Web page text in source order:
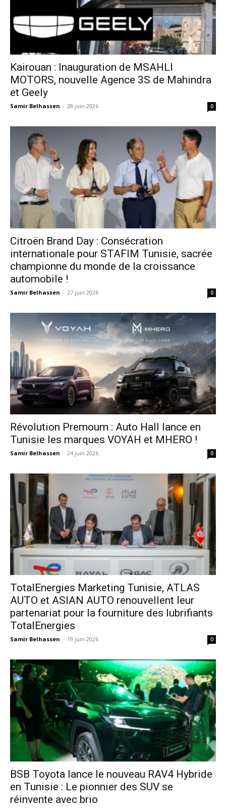
Kairouan : Inauguration de MSAHLI
MOTORS, nouvelle Agence 3S de Mahindra
et Geely
Samir Belhassen - 28 juin 2026 0
Citroën Brand Day : Consécration
internationale pour STAFIM Tunisie, sacrée
championne du monde de la croissance
automobile !
Samir Belhassen - 27 juin 2026 0
Révolution Premoum : Auto Hall lance en
Tunisie les marques VOYAH et MHERO !
Samir Belhassen - 24 juin 2026 0
TotalEnergies Marketing Tunisie, ATLAS
AUTO et ASIAN AUTO renouvellent leur
partenariat pour la fourniture des lubrifiants
TotalEnergies
Samir Belhassen - 19 juin 2026 0
​BSB Toyota lance le nouveau RAV4 Hybride
en Tunisie : Le pionnier des SUV se
réinvente avec brio